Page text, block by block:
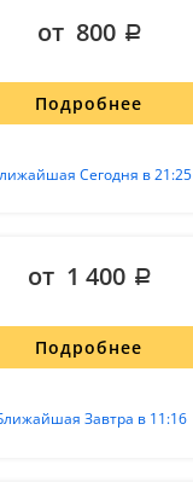
Подробнее
Сегодня в 21:25
от 800
Подробнее
Завтра в 11:16
от 1 400